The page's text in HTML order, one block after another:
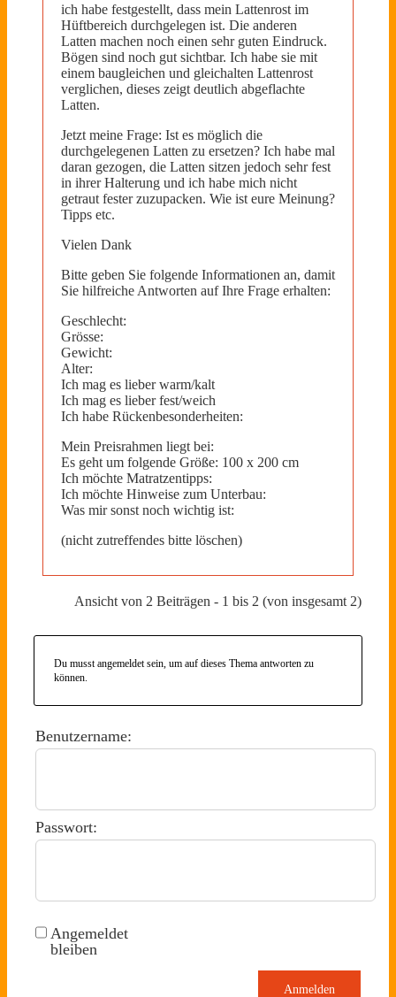
ich habe festgestellt, dass mein Lattenrost im
Hüftbereich durchgelegen ist. Die anderen
Latten machen noch einen sehr guten Eindruck.
Bögen sind noch gut sichtbar. Ich habe sie mit
einem baugleichen und gleichalten Lattenrost
verglichen, dieses zeigt deutlich abgeflachte
Latten.
Jetzt meine Frage: Ist es möglich die
durchgelegenen Latten zu ersetzen? Ich habe mal
daran gezogen, die Latten sitzen jedoch sehr fest
in ihrer Halterung und ich habe mich nicht
getraut fester zuzupacken. Wie ist eure Meinung?
Tipps etc.
Vielen Dank
Bitte geben Sie folgende Informationen an, damit
Sie hilfreiche Antworten auf Ihre Frage erhalten:
Geschlecht:
Grösse:
Gewicht:
Alter:
Ich mag es lieber warm/kalt
Ich mag es lieber fest/weich
Ich habe Rückenbesonderheiten:
Mein Preisrahmen liegt bei:
Es geht um folgende Größe: 100 x 200 cm
Ich möchte Matratzentipps:
Ich möchte Hinweise zum Unterbau:
Was mir sonst noch wichtig ist:
(nicht zutreffendes bitte löschen)
Ansicht von 2 Beiträgen - 1 bis 2 (von insgesamt 2)
Du musst angemeldet sein, um auf dieses Thema antworten zu
können.
Benutzername:
Passwort:
Angemeldet
bleiben
Anmelden